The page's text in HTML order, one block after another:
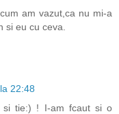
am vazut,ca nu mi-a
si eu cu ceva.
22:48
si tie:) ! I-am fcaut si o